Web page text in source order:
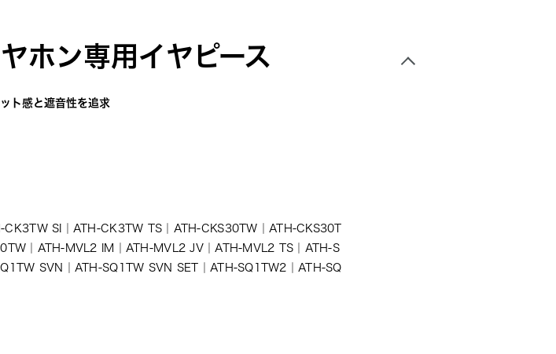
ホン専用イヤピース
ト感と遮音性を追求
CK3TW SI ATH-CK3TW TS ATH-CKS30TW
ATH-CKS30T
ATH-MVL2 IM ATH-MVL2 JV｜ ATH-MVL2 TS
ATH-S
SVN ATH-SQ1TW SVN SET ATH-SQ1TW2
ATH-SQ